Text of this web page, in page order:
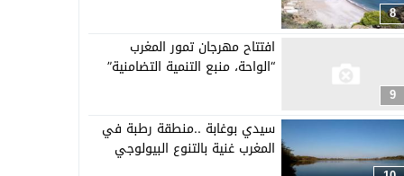
8
9
افتتاح مهرجان تمور المغرب
“الواحة، منبع التنمية التضامنية”
سيدي بوغابة ..منطقة رطبة في
المغرب غنية بالتنوع البيولوجي